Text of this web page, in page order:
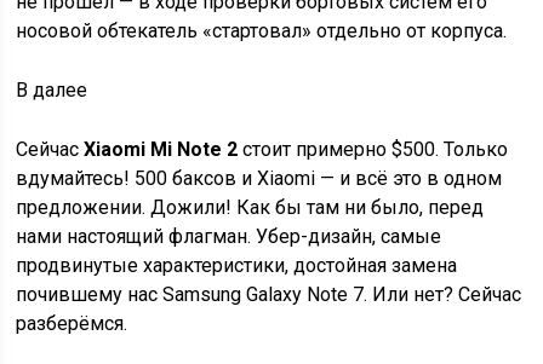
носовой обтекатель «стартовал» отдельно от корпуса.
Вдалее
СейчасXiaomi Mi Note 2 стоит примерно $500. Только
вдумайтесь! 500 баксов и Xiaomi — и всё это в одном
предложении. Дожили! Как бы там ни было, перед
нами настоящий флагман. Убер-дизайн, самые
продвинутые характеристики, достойная замена
почившему нас Samsung Galaxy Note 7. Или нет? Сейчас
разберёмся.